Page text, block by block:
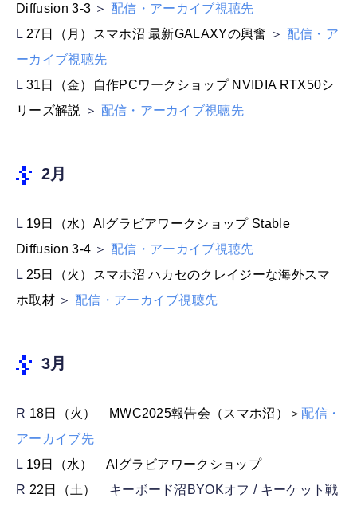
Diffusion 3-3 ＞ 配信・アーカイブ視聴先
L 27日（月）スマホ沼 最新GALAXYの興奮 ＞ 配信・ア
ーカイブ視聴先
L 31日（金）自作PCワークショップ NVIDIA RTX50シ
リーズ解説
＞ 配信・アーカイブ視聴先
2月
L 19日（水）AIグラビアワークショップ Stable
Diffusion 3-4 ＞ 配信・アーカイブ視聴先
L 25日（火）スマホ沼 ハカセのクレイジーな海外スマ
ホ取材 ＞ 配信・アーカイブ視聴先
3月
R 18日（火） MWC2025報告会（スマホ沼）＞ 配信・
アーカイブ先
L 19日（水） AIグラビアワークショップ
R 22日（土） キーボード沼BYOKオフ / キーケット戦